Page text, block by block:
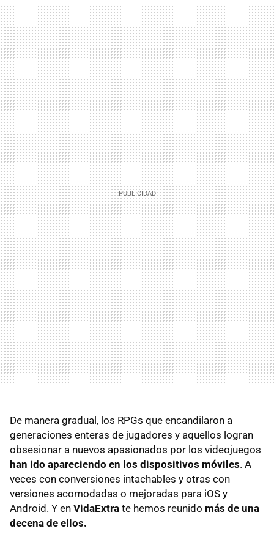
De manera gradual, los RPGs que encandilaron a
generaciones enteras de jugadores y aquellos logran
obsesionar a nuevos apasionados por los videojuegos
han ido apareciendo en los dispositivos móviles. A
veces con conversiones intachables y otras con
versiones acomodadas o mejoradas para iOS y
Android. Y en VidaExtra te hemos reunido más de una
decena de ellos.